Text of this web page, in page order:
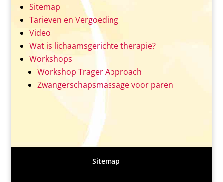
Sitemap
Tarieven en Vergoeding
Video
Wat is lichaamsgerichte therapie?
Workshops
Workshop Trager Approach
Zwangerschapsmassage voor paren
Sitemap